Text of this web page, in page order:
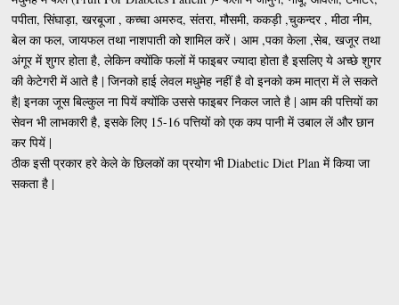
पपीता, सिंघाड़ा, खरबूजा , कच्चा अमरुद, संतरा, मौसमी, ककड़ी ,चुकन्दर , मीठा नीम,
बेल का फल, जायफल तथा नाशपाती को शामिल करें। आम ,पका केला ,सेब, खजूर तथा
अंगूर में शुगर होता है, लेकिन क्योंकि फलों में फाइबर ज्यादा होता है इसलिए ये अच्छे शुगर
की केटेगरी में आते है | जिनको हाई लेवल मधुमेह नहीं है वो इनको कम मात्रा में ले सकते
है| इनका जूस बिल्कुल ना पियें क्योंकि उससे फाइबर निकल जाते है | आम की पत्तियों का
सेवन भी लाभकारी है, इसके लिए 15-16 पत्तियों को एक कप पानी में उबाल लें और छान
कर पियें |
ठीक इसी प्रकार हरे केले के छिलकों का प्रयोग भी Diabetic Diet Plan में किया जा
सकता है |